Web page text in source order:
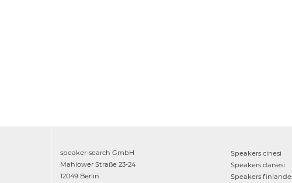
speaker-search GmbH
Mahlower Straße 23-24
12049 Berlin
Speakers cinesi
Speakers danesi
Speakers